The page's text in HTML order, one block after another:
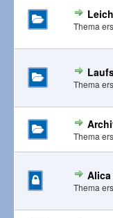
Thema
Thema
Thema
Thema